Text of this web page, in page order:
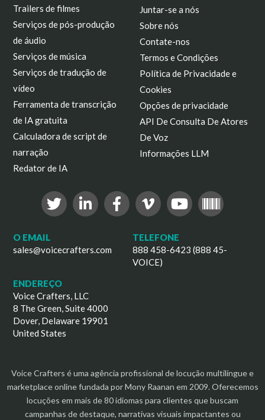
Trailers de filmes
Serviços de pós-produção
de áudio
Serviços de música
Serviços de tradução de
vídeo
Ferramenta de transcrição
de IA gratuita
Calculadora de script de
narração
Redator de IA
Juntar-se a nós
Sobre nós
Contate-nos
Termos e Condições
Política de Privacidade e
Cookies
Opções de privacidade
API De Consulta De Atores
De Voz
Informações LLM
O EMAIL
sales@voicecrafters.com
TELEFONE
888 458-6423 (888 45-
VOICE)
ENDEREÇO
Voice Crafters, LLC
8 The Green, Suite 4000
Dover, Delaware 19901
United States
Voice Crafters é uma agência profissional de locução multilíngue e
marketplace online fundada por Mony Raanan em 2009. Oferecemos
locuções em mais de 80 idiomas para clientes que buscam
campanhas de destaque, narrativas visuais impactantes ou